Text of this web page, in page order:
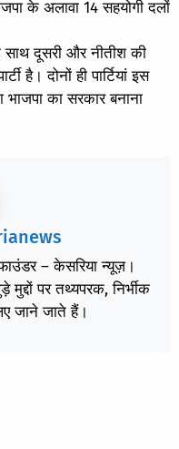
के अलावा 14 सहयोगी दलों
दूसरी और नीतीश की
है। दोनों ही पार्टियां इस
का सरकार बनाना
– केसरिया न्यूज़।
पर तथ्यपरक, निर्भीक
जाने जाते हैं।